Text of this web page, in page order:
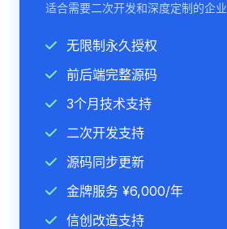
适合需要二次开发和深度定制的企业
无限制永久授权
前后端完整源码
3个月技术支持
二次开发支持
源码同步更新
金牌服务 ¥6,000/年
信创改造支持